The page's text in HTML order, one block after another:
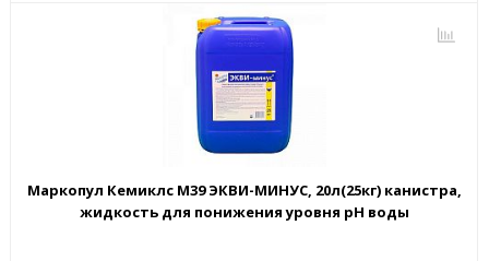
Маркопул Кемиклс М39 ЭКВИ-МИНУС, 20л(25кг) канистра,
жидкость для понижения уровня рН воды